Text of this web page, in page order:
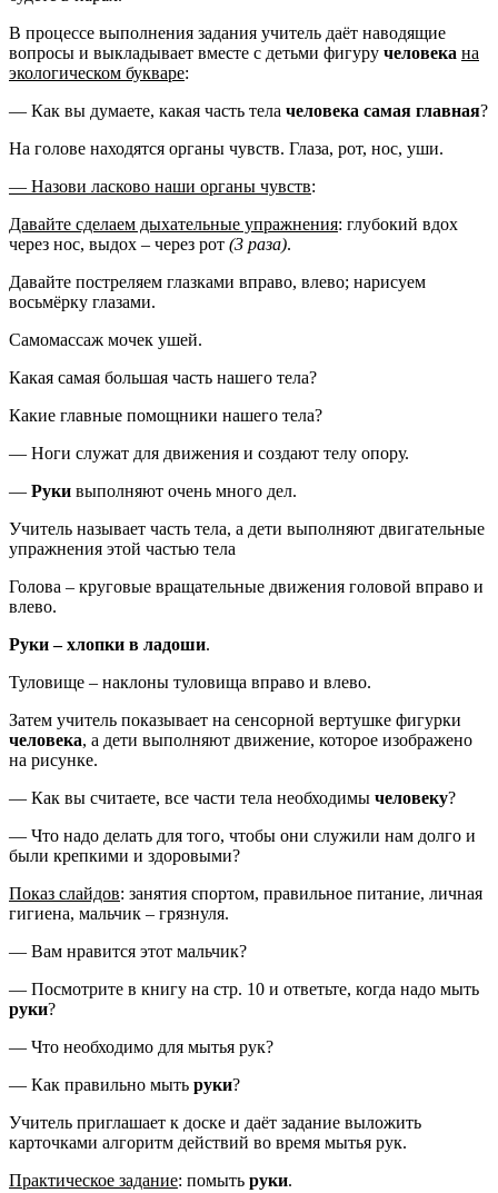
В процессе выполнения задания учитель даёт наводящие
вопросы и выкладывает вместе с детьми фигуру человека на
экологическом букваре:
— Как вы думаете, какая часть тела человека самая главная?
На голове находятся органы чувств. Глаза, рот, нос, уши.
— Назови ласково наши органы чувств:
Давайте сделаем дыхательные упражнения: глубокий вдох
через нос, выдох – через рот (3 раза).
Давайте постреляем глазками вправо, влево; нарисуем
восьмёрку глазами.
Самомассаж мочек ушей.
Какая самая большая часть нашего тела?
Какие главные помощники нашего тела?
— Ноги служат для движения и создают телу опору.
— Руки выполняют очень много дел.
Учитель называет часть тела, а дети выполняют двигательные
упражнения этой частью тела
Голова – круговые вращательные движения головой вправо и
влево.
Руки – хлопки в ладоши.
Туловище – наклоны туловища вправо и влево.
Затем учитель показывает на сенсорной вертушке фигурки
человека, а дети выполняют движение, которое изображено
на рисунке.
— Как вы считаете, все части тела необходимы человеку?
— Что надо делать для того, чтобы они служили нам долго и
были крепкими и здоровыми?
Показ слайдов: занятия спортом, правильное питание, личная
гигиена, мальчик – грязнуля.
— Вам нравится этот мальчик?
— Посмотрите в книгу на стр. 10 и ответьте, когда надо мыть
руки?
— Что необходимо для мытья рук?
— Как правильно мыть руки?
Учитель приглашает к доске и даёт задание выложить
карточками алгоритм действий во время мытья рук.
Практическое задание: помыть руки.